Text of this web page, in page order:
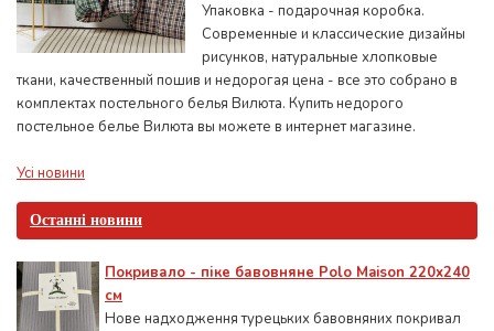
Останні новини
Покривало - піке бавовняне Polo Maison 220х240
см
Нове надходження турецьких бавовняних покривал
Упаковка - подарочная коробка.
Современные и классические дизайны
рисунков, натуральные хлопковые
ткани, качественный пошив и недорогая цена - все это собрано в
комплектах постельного белья Вилюта. Купить недорого
постельное белье Вилюта вы можете в интернет магазине.
Усі новини